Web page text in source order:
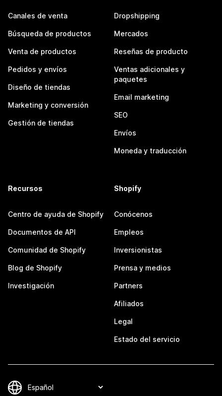
Canales de venta
Búsqueda de productos
Venta de productos
Pedidos y envíos
Diseño de tiendas
Marketing y conversión
Gestión de tiendas
Dropshipping
Mercados
Reseñas de producto
Ventas adicionales y
paquetes
Email marketing
SEO
Envíos
Moneda y traducción
Recursos
Centro de ayuda de Shopify
Documentos de API
Comunidad de Shopify
Blog de Shopify
Investigación
Shopify
Conócenos
Empleos
Inversionistas
Prensa y medios
Partners
Afiliados
Legal
Estado del servicio